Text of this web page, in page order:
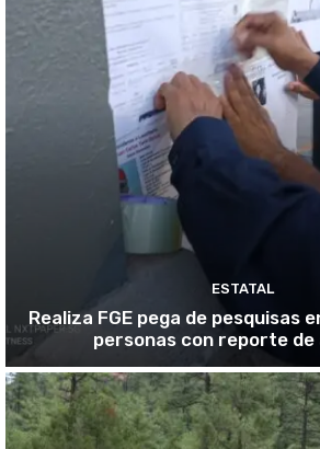
ESTATAL
Realiza FGE pega de pesquisas
personas con reporte de